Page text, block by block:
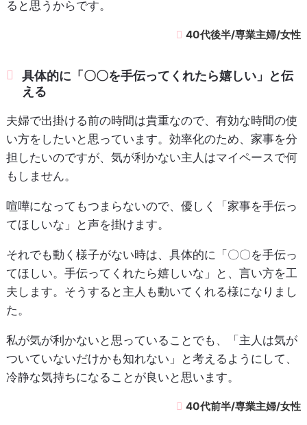
ると思うからです。
40代後半/専業主婦/女性
具体的に「〇〇を手伝ってくれたら嬉しい」と伝
える
夫婦で出掛ける前の時間は貴重なので、有効な時間の使
い方をしたいと思っています。効率化のため、家事を分
担したいのですが、気が利かない主人はマイペースで何
もしません。
喧嘩になってもつまらないので、優しく「家事を手伝っ
てほしいな」と声を掛けます。
それでも動く様子がない時は、具体的に「〇〇を手伝っ
てほしい。手伝ってくれたら嬉しいな」と、言い方を工
夫します。そうすると主人も動いてくれる様になりまし
た。
私が気が利かないと思っていることでも、「主人は気が
ついていないだけかも知れない」と考えるようにして、
冷静な気持ちになることが良いと思います。
40代前半/専業主婦/女性